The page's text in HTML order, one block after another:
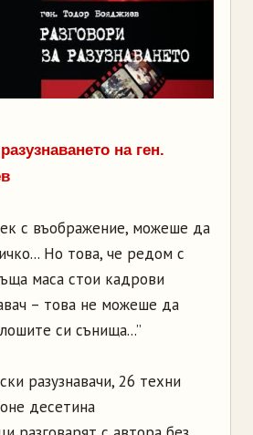
на ген.
с въображение, можеше да
Но това, че редом с
маса стои кадрови
– това не можеше да
си сънища...”
разузнавачи, 26 техни
десетина